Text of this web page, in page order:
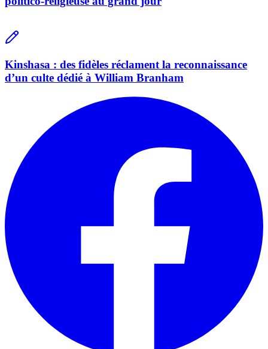
Kinshasa : des fidèles réclament la reconnaissance
d’un culte dédié à William Branham